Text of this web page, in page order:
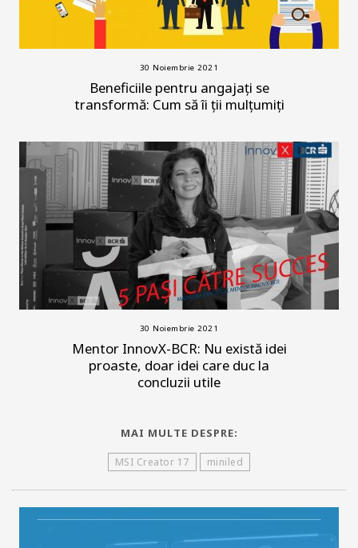
30 Noiembrie 2021
Beneficiile pentru angajați se
transformă: Cum să îi ții mulțumiți
30 Noiembrie 2021
Mentor InnovX-BCR: Nu există idei
proaste, doar idei care duc la
concluzii utile
MAI MULTE DESPRE:
MSI Creator 17 miniled